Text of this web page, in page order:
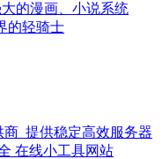
的漫画、小说系统
的轻骑士
_提供稳定高效服务器
在线小工具网站